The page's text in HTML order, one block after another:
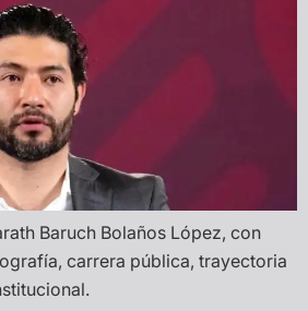
Baruch Bolaños López, con
carrera pública, trayectoria